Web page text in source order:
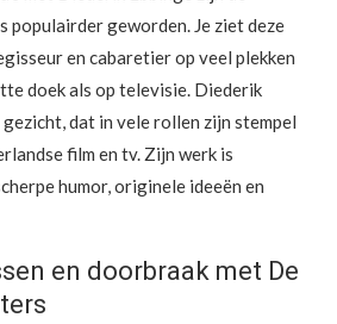
populairder geworden. Je ziet deze
en cabaretier op veel plekken
doek als op televisie. Diederik
gezicht, dat in vele rollen zijn stempel
film en tv. Zijn werk is
humor, originele ideeën en
en doorbraak met De